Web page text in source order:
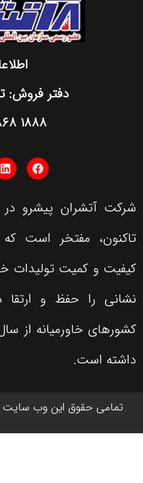
دفتر فروش:
١٨٨٨ ٨٨٦٨ (خط ویژه)
تاکنون، مفتخر است که
کیفیت و کمیت
نشانی را حفظ و ارتقا
کشورهای خاورمیانه از
داشته است.
تمامی حقوق این وب سایت